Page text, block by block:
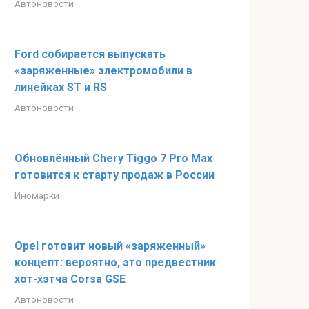
Автоновости
Ford собирается выпускать
«заряженные» электромобили в
линейках ST и RS
Автоновости
Обновлённый Chery Tiggo 7 Pro Max
готовится к старту продаж в России
Иномарки
Opel готовит новый «заряженный»
концепт: вероятно, это предвестник
хот-хэтча Corsa GSE
Автоновости